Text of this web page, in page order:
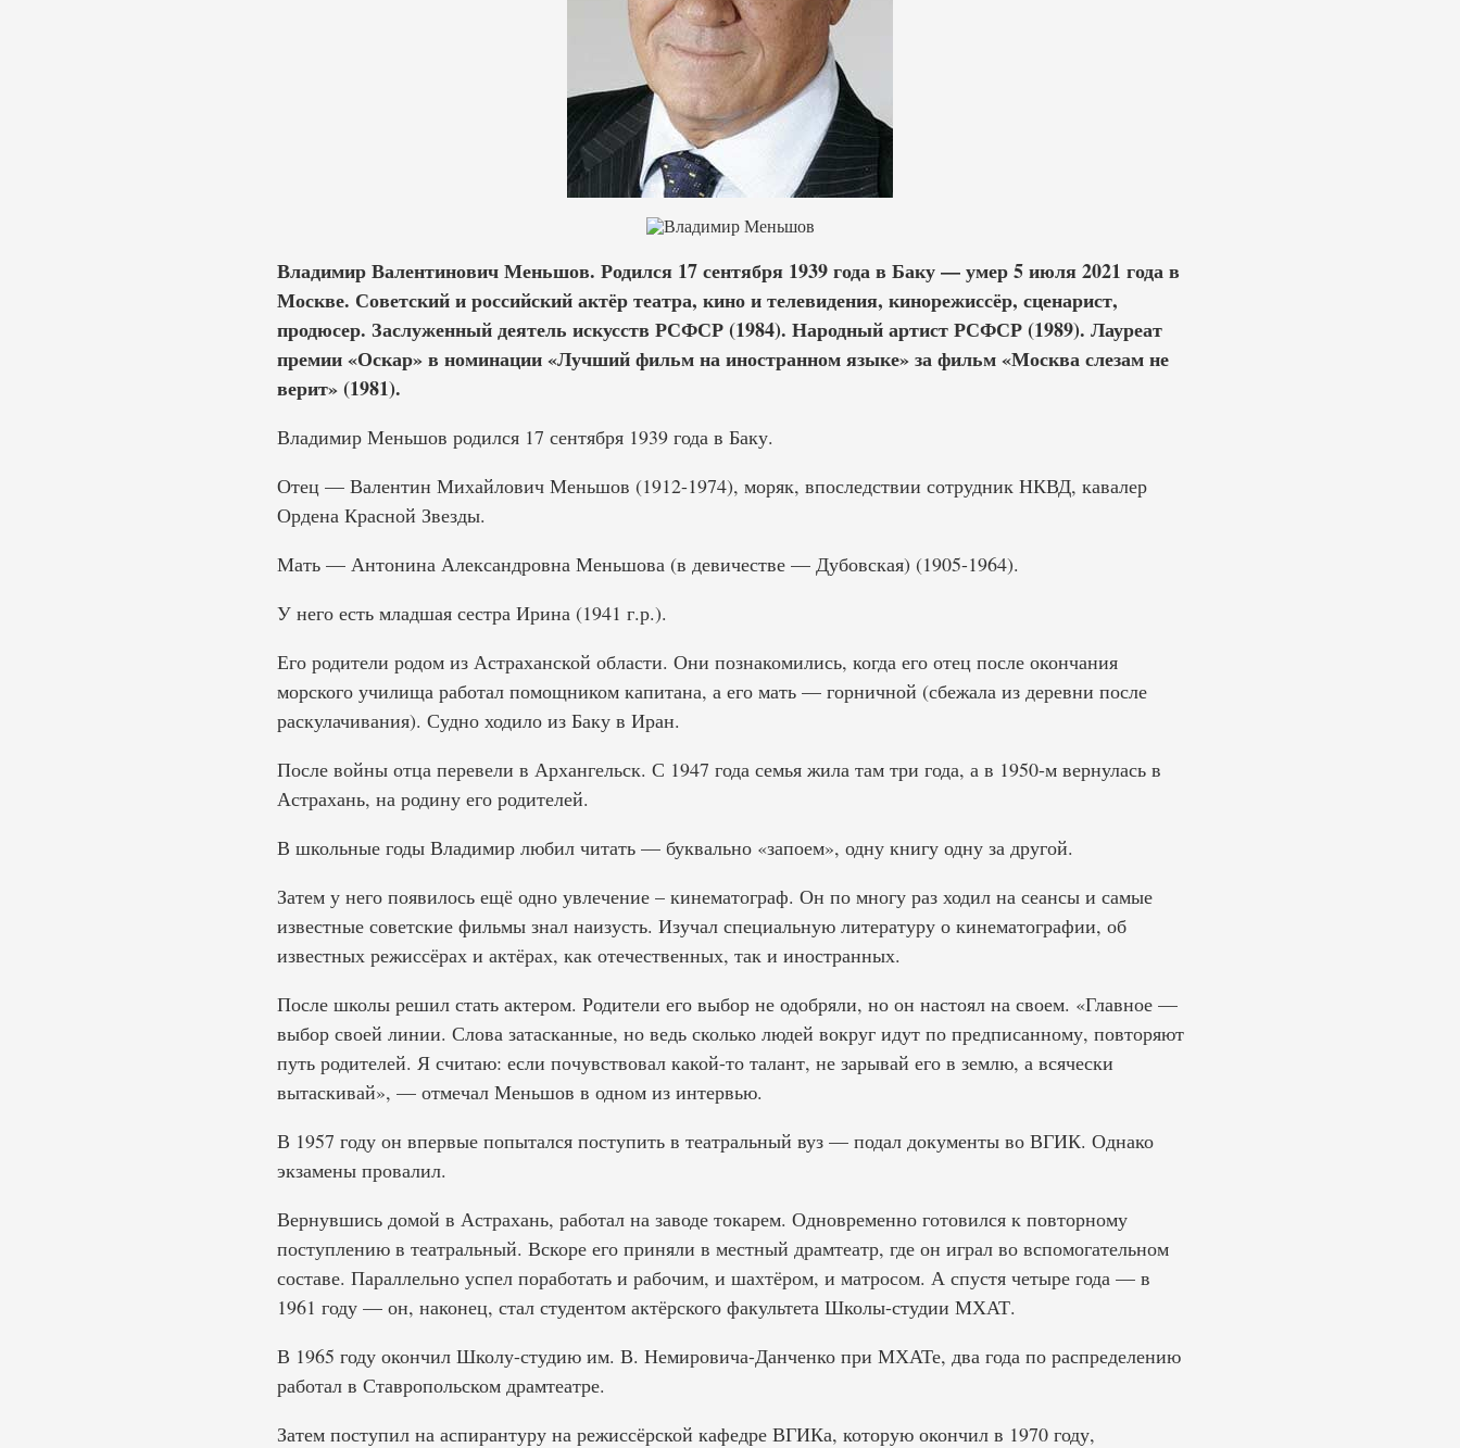
Владимир Валентинович Меньшов. Родился 17 сентября 1939 года в Баку — умер 5 июля 2021 года в
Москве. Советский и российский актёр театра, кино и телевидения, кинорежиссёр, сценарист,
продюсер. Заслуженный деятель искусств РСФСР (1984). Народный артист РСФСР (1989). Лауреат
премии «Оскар» в номинации «Лучший фильм на иностранном языке» за фильм «Москва слезам не
верит» (1981).
Владимир Меньшов родился 17 сентября 1939 года в Баку.
Отец — Валентин Михайлович Меньшов (1912-1974), моряк, впоследствии сотрудник НКВД, кавалер
Ордена Красной Звезды.
Мать — Антонина Александровна Меньшова (в девичестве — Дубовская) (1905-1964).
У него есть младшая сестра Ирина (1941 г.р.).
Его родители родом из Астраханской области. Они познакомились, когда его отец после окончания
морского училища работал помощником капитана, а его мать — горничной (сбежала из деревни после
раскулачивания). Судно ходило из Баку в Иран.
После войны отца перевели в Архангельск. С 1947 года семья жила там три года, а в 1950-м вернулась в
Астрахань, на родину его родителей.
В школьные годы Владимир любил читать — буквально «запоем», одну книгу одну за другой.
Затем у него появилось ещё одно увлечение – кинематограф. Он по многу раз ходил на сеансы и самые
известные советские фильмы знал наизусть. Изучал специальную литературу о кинематографии, об
известных режиссёрах и актёрах, как отечественных, так и иностранных.
После школы решил стать актером. Родители его выбор не одобряли, но он настоял на своем. «Главное —
выбор своей линии. Слова затасканные, но ведь сколько людей вокруг идут по предписанному, повторяют
путь родителей. Я считаю: если почувствовал какой-то талант, не зарывай его в землю, а всячески
вытаскивай», — отмечал Меньшов в одном из интервью.
В 1957 году он впервые попытался поступить в театральный вуз — подал документы во ВГИК. Однако
экзамены провалил.
Вернувшись домой в Астрахань, работал на заводе токарем. Одновременно готовился к повторному
поступлению в театральный. Вскоре его приняли в местный драмтеатр, где он играл во вспомогательном
составе. Параллельно успел поработать и рабочим, и шахтёром, и матросом. А спустя четыре года — в
1961 году — он, наконец, стал студентом актёрского факультета Школы-студии МХАТ.
В 1965 году окончил Школу-студию им. В. Немировича-Данченко при МХАТе, два года по распределению
работал в Ставропольском драмтеатре.
Затем поступил на аспирантуру на режиссёрской кафедре ВГИКа, которую окончил в 1970 году,